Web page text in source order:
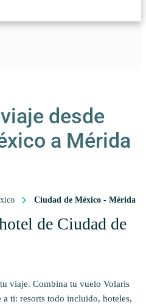
desde
a Mérida
Ciudad de México - Mérida
de Ciudad de
viaje. Combina tu vuelo Volaris
ti: resorts todo incluido, hoteles,